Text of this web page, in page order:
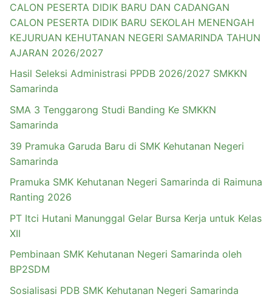
CALON PESERTA DIDIK BARU DAN CADANGAN
CALON PESERTA DIDIK BARU SEKOLAH MENENGAH
KEJURUAN KEHUTANAN NEGERI SAMARINDA TAHUN
AJARAN 2026/2027
Hasil Seleksi Administrasi PPDB 2026/2027 SMKKN
Samarinda
SMA 3 Tenggarong Studi Banding Ke SMKKN
Samarinda
39 Pramuka Garuda Baru di SMK Kehutanan Negeri
Samarinda
Pramuka SMK Kehutanan Negeri Samarinda di Raimuna
Ranting 2026
PT Itci Hutani Manunggal Gelar Bursa Kerja untuk Kelas
XII
Pembinaan SMK Kehutanan Negeri Samarinda oleh
BP2SDM
Sosialisasi PDB SMK Kehutanan Negeri Samarinda